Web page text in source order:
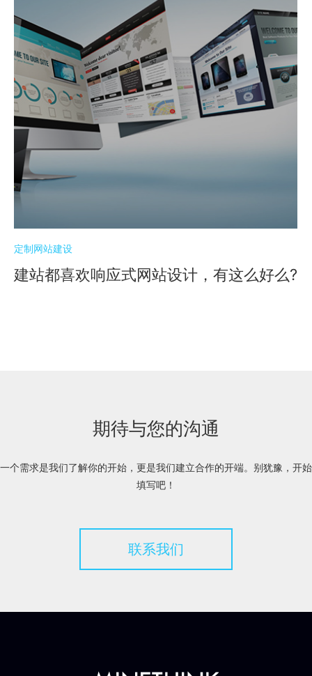
定制网站建设
建站都喜欢响应式网站设计，有这么好么?
期待与您的沟通
一个需求是我们了解你的开始，更是我们建立合作的开端。别犹豫，开始
填写吧！
联系我们